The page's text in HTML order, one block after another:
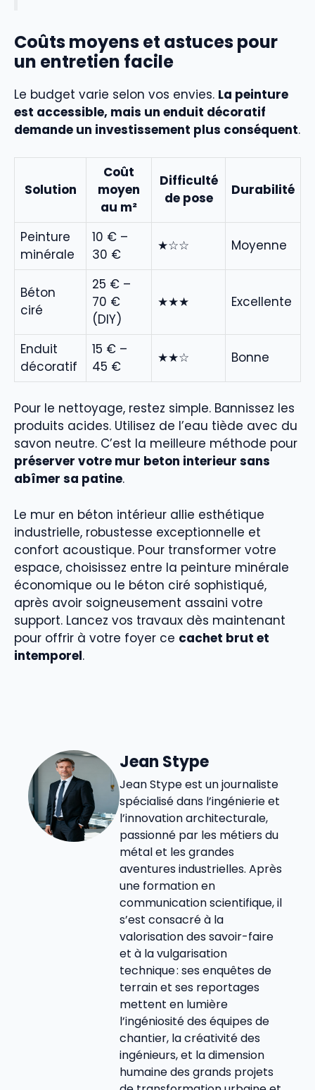
Coûts moyens et astuces pour
un entretien facile
Le budget varie selon vos envies. La peinture
est accessible, mais un enduit décoratif
demande un investissement plus conséquent.
Solution
Coût
moyen
au m²
Difficulté
de pose
Durabilité
Peinture
minérale
10 € –
30 €
★☆☆ Moyenne
Béton
ciré
25 € –
70 €
(DIY)
★★★ Excellente
Enduit
décoratif
15 € –
45 €
★★☆ Bonne
Pour le nettoyage, restez simple. Bannissez les
produits acides. Utilisez de l’eau tiède avec du
savon neutre. C’est la meilleure méthode pour
préserver votre mur beton interieur sans
abîmer sa patine.
Le mur en béton intérieur allie esthétique
industrielle, robustesse exceptionnelle et
confort acoustique. Pour transformer votre
espace, choisissez entre la peinture minérale
économique ou le béton ciré sophistiqué,
après avoir soigneusement assaini votre
support. Lancez vos travaux dès maintenant
pour offrir à votre foyer ce cachet brut et
intemporel.
Jean Stype
Jean Stype est un journaliste
spécialisé dans l’ingénierie et
l’innovation architecturale,
passionné par les métiers du
métal et les grandes
aventures industrielles. Après
une formation en
communication scientifique, il
s’est consacré à la
valorisation des savoir-faire
et à la vulgarisation
technique : ses enquêtes de
terrain et ses reportages
mettent en lumière
l’ingéniosité des équipes de
chantier, la créativité des
ingénieurs, et la dimension
humaine des grands projets